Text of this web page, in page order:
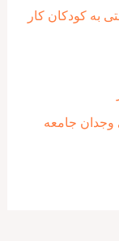
به کودکان کار
وجدان جامعه